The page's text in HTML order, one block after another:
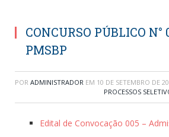
CONCURSO PÚBLICO N°
PMSBP
POR ADMINISTRADOR EM 10 DE SETEMBRO DE
PROCESSOS
Edital de Convocação 005 –